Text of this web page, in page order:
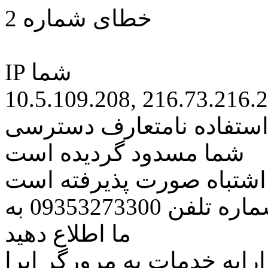
خطای شماره 2
IP شما
10.5.109.208,
نامتعارف دسترسی
شما مسدود گردیده است
اشتباه صورت پذیرفته است
مراتب این مسئله را از طریق شماره تلفن 09353273300 به
ما اطلاع دهید
خدمات به مرورگر اپرا